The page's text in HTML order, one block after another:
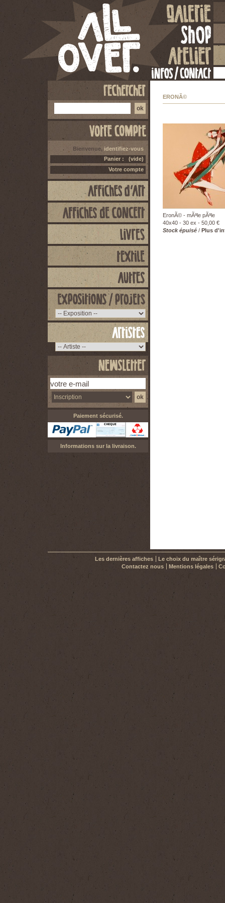
Bienvenue, identifiez-vous
Panier :
(vide)
Votre compte
Paiement sécurisé.
Informations sur la livraison.
ERONÃ©
EronÃ© - mÃªle pÃªle
40x40 - 30 ex - 50,00 €
Stock épuisé / Plus
Les dernières affiches
Le choix du maître
Contactez nous
Mentions légales